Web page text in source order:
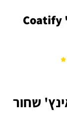
תיק גב למחשב נייד 15.6 אינץ' Coatify